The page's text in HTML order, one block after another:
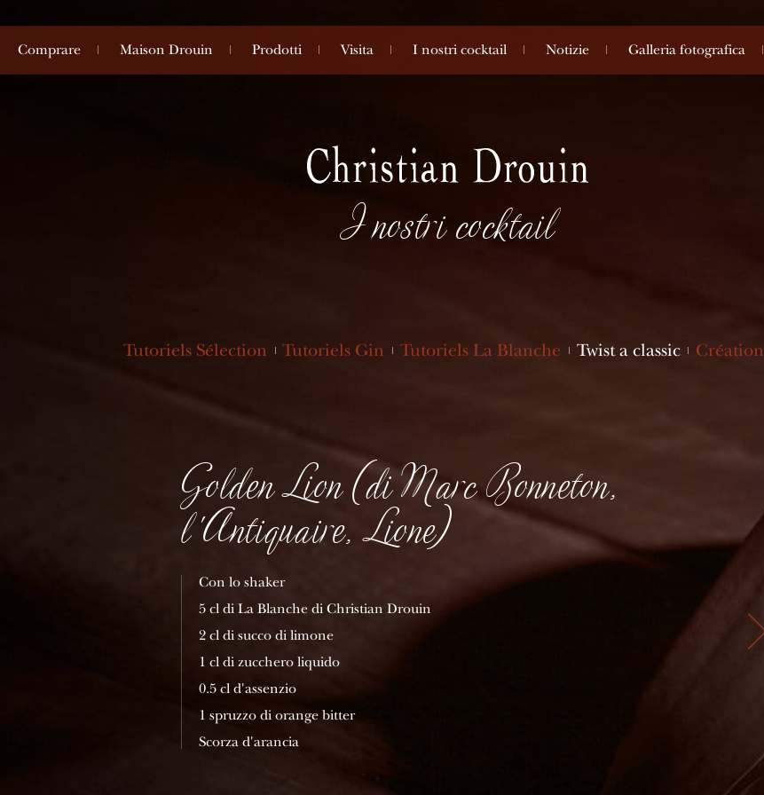
Comprare Maison Drouin Prodotti Visita I nostri cocktail Notizie Galleria fotografica
I nostri cocktail
Tutoriels Sélection Tutoriels Gin Tutoriels La Blanche Twist a classic Création
Golden Lion (di Marc Bonneton,
l'Antiquaire, Lione)
Con lo shaker
5 cl di La Blanche di Christian Drouin
2 cl di succo di limone
1 cl di zucchero liquido
0.5 cl d'assenzio
1 spruzzo di orange bitter
Scorza d'arancia